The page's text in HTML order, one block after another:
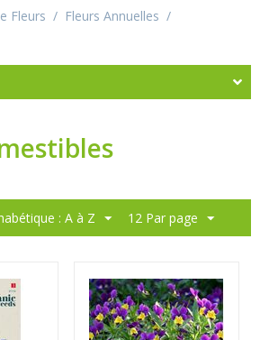
Fleurs / Fleurs Annuelles /
: A à Z 12 Par page